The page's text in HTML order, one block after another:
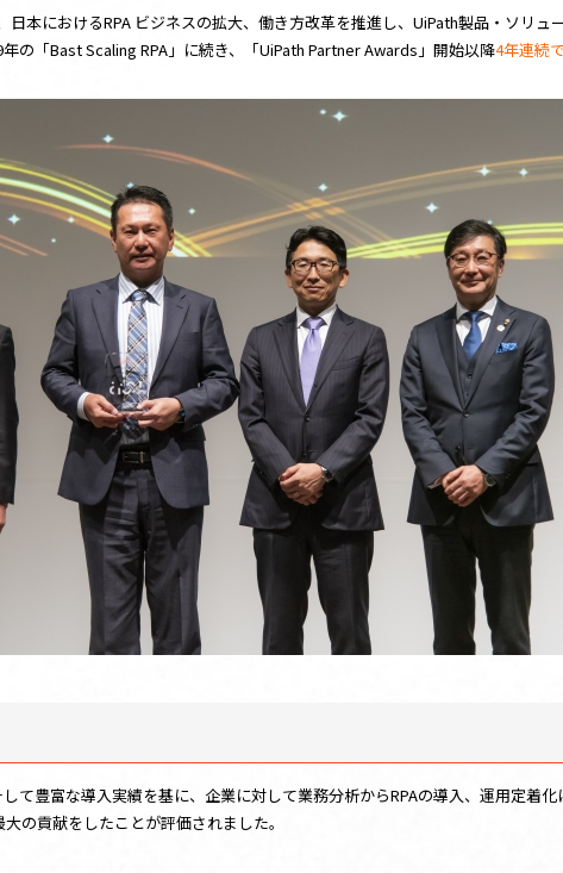
日本におけるRPA ビジネスの拡大、働き方改革を推進し、UiPath製品・ソリ
の「Bast Scaling RPA」に続き、「UiPath Partner Awards」開始以降4年連続
て豊富な導入実績を基に、企業に対して業務分析からRPAの導入、運用定着
の貢献をしたことが評価されました。